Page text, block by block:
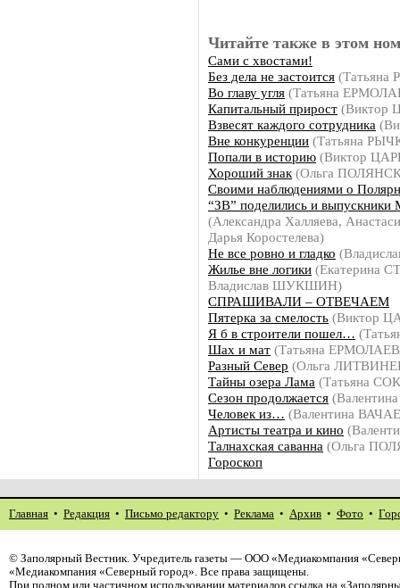
Читайте также в этом
Сами с хвостами!
Без дела не застоится
Во главу угля (Татьяна
Капитальный прирост (Виктор
Взвесят каждого сотрудника
Вне конкуренции (Татьяна
Попали в историю (Виктор
Хороший знак (Ольга
Своими наблюдениями о
“ЗВ” поделились и
(Александра Халляева,
Дарья Коростелева)
Не все ровно и гладко
Жилье вне логики (Екатерина
Владислав ШУКШИН)
СПРАШИВАЛИ – ОТВЕЧАЕМ
Пятерка за смелость (Виктор
Я б в строители пошел…
Шах и мат (Татьяна
Разный Север (Ольга
Тайны озера Лама (Татьяна
Сезон продолжается
Человек из… (Валентина
Артисты театра и кино
Талнахская саванна (Ольга
Гороскоп
Главная • Редакция • Письмо редактору • Реклама • Архив • Фото •
© Заполярный Вестник. Учредитель газеты — ООО «Медиакомпания
«Медиакомпания «Северный город». Все права защищены.
При полном или частичном использовании материалов ссылка на